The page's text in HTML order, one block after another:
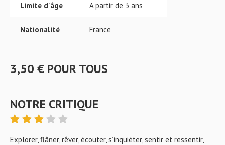
Limite d'âge A partir de 3 ans
Nationalité France
3,50 € POUR TOUS
NOTRE CRITIQUE
Explorer, flâner, rêver, écouter, s’inquiéter, sentir et ressentir,